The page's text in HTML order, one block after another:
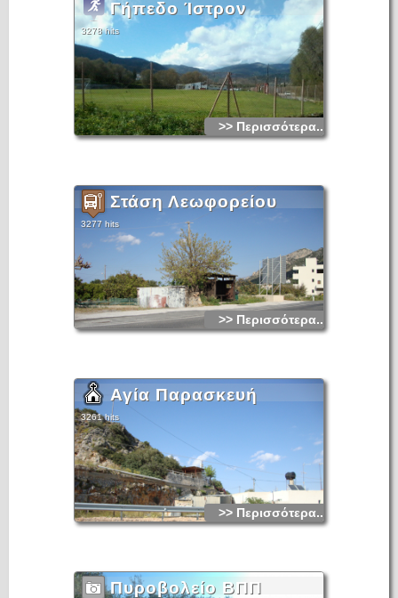
Γήπεδο Ίστρον
3278 hits
>> Περισσότερα...
Στάση Λεωφορείου
3277 hits
>> Περισσότερα...
Αγία Παρασκευή
3261 hits
>> Περισσότερα...
Πυροβολείο ΒΠΠ